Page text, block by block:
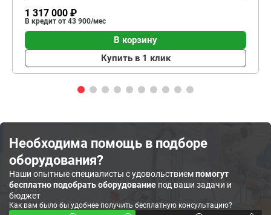
1 317 000 ₽
В кредит от 43 900/мес
В корзину
Купить в 1 клик
Необходима помощь в подборе
оборудования?
Наши опытные специалисты с удовольствиемпомогут
бесплатно подобрать оборудование под ваши задачи и
бюджет
Как вам было бы удобнее получить бесплатную консультацию?